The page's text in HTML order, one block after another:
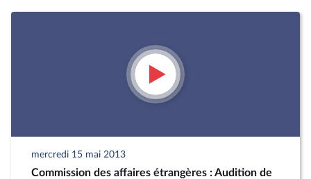
mercredi 15 mai 2013
Commission des affaires étrangères : Audition de